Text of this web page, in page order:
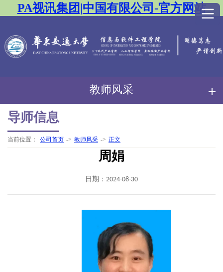
PA视讯集团|中国有限公司-官方网站
教师风采
导师信息
当前位置： 公司首页 -> 教师风采 -> 正文
周娟
日期：2024-08-30